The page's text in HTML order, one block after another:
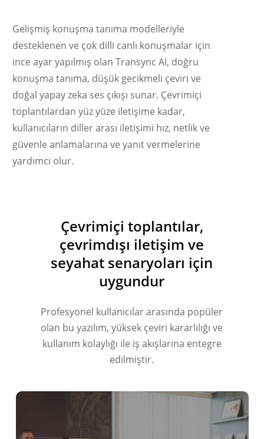
Gelişmiş konuşma tanıma modelleriyle
desteklenen ve çok dilli canlı konuşmalar için
ince ayar yapılmış olan Transync AI, doğru
konuşma tanıma, düşük gecikmeli çeviri ve
doğal yapay zeka ses çıkışı sunar. Çevrimiçi
toplantılardan yüz yüze iletişime kadar,
kullanıcıların diller arası iletişimi hız, netlik ve
güvenle anlamalarına ve yanıt vermelerine
yardımcı olur.
Çevrimiçi toplantılar,
çevrimdışı iletişim ve
seyahat senaryoları için
uygundur
Profesyonel kullanıcılar arasında popüler
olan bu yazılım, yüksek çeviri kararlılığı ve
kullanım kolaylığı ile iş akışlarına entegre
edilmiştir.
Italiano
繁體中文
Português do Brasil
हिन्दी
Bahasa Indonesia
Tiếng Việt